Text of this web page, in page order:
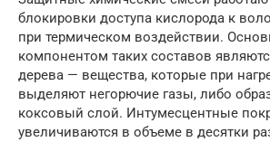
блокировки доступа кислорода к
при термическом воздействии.
компонентом таких составов
дерева — вещества, которые при
выделяют негорючие газы, либо
коксовый слой. Интумесцентные
увеличиваются в объеме в десятки